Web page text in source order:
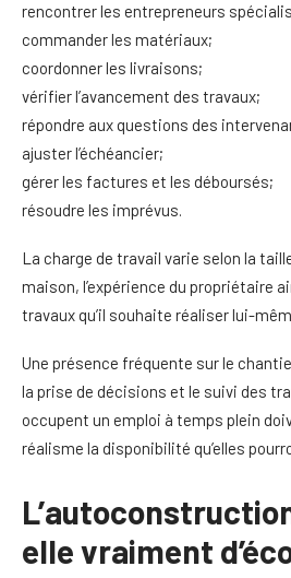
rencontrer les entrepreneurs
commander les matériaux;
coordonner les livraisons;
vérifier l’avancement des travaux;
répondre aux questions des
ajuster l’échéancier;
gérer les factures et les déboursés;
résoudre les imprévus.
La charge de travail varie selon la
maison, l’expérience du propriétaire
travaux qu’il souhaite réaliser lui-
Une présence fréquente sur le
la prise de décisions et le suivi des
occupent un emploi à temps plein
réalisme la disponibilité qu’elles
elle vraiment